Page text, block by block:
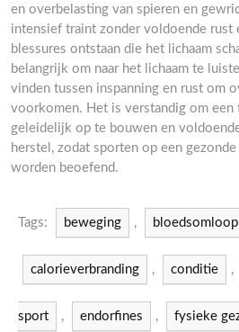
en overbelasting van spieren en
intensief traint zonder voldoende rust
blessures ontstaan die het lichaam
belangrijk om naar het lichaam te
vinden tussen inspanning en rust om
voorkomen. Het is verstandig om een
geleidelijk op te bouwen en
herstel, zodat sporten op een
worden beoefend.
Tags: beweging , bloedsomloop
calorieverbranding , conditie ,
sport , endorfines , fysieke